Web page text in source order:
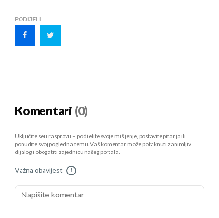
PODIJELI
Komentari (0)
Uključite se u raspravu – podijelite svoje mišljenje, postavite pitanja ili
ponudite svoj pogled na temu. Vaš komentar može potaknuti zanimljiv
dijalog i obogatiti zajednicu našeg portala.
Važna obavijest !